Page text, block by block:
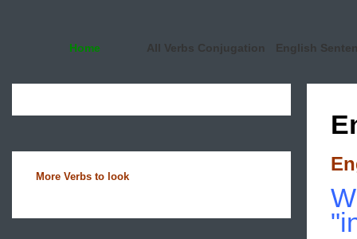
Home All Verbs Conjugation English
More Verbs to look